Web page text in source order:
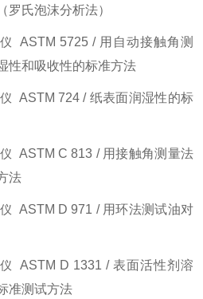
罗氏泡沫分析法）
ASTM 5725 / 用自动接触角测
性和吸收性的标准方法
ASTM 724 / 纸表面润湿性的标
ASTM C 813 / 用接触角测量法
法
ASTM D 971 / 用环法测试油对
ASTM D 1331 / 表面活性剂溶
准测试方法